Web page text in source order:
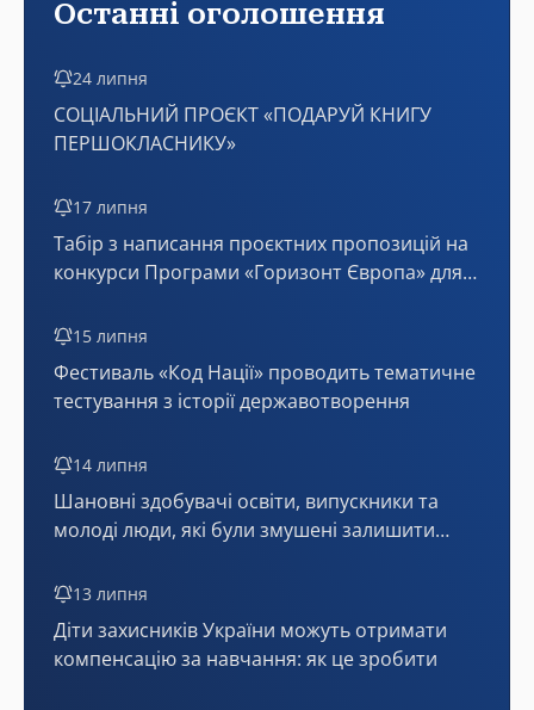
Останні оголошення
24 липня
СОЦІАЛЬНИЙ ПРОЄКТ «ПОДАРУЙ КНИГУ
ПЕРШОКЛАСНИКУ»
17 липня
Табір з написання проєктних пропозицій на
конкурси Програми «Горизонт Європа» для
15 липня
Фестиваль «Код Нації» проводить тематичне
тестування з історії державотворення
14 липня
Шановні здобувачі освіти, випускники та
молоді люди, які були змушені залишити
статус внутрішньо переміщених осіб!
13 липня
Діти захисників України можуть отримати
компенсацію за навчання: як це зробити